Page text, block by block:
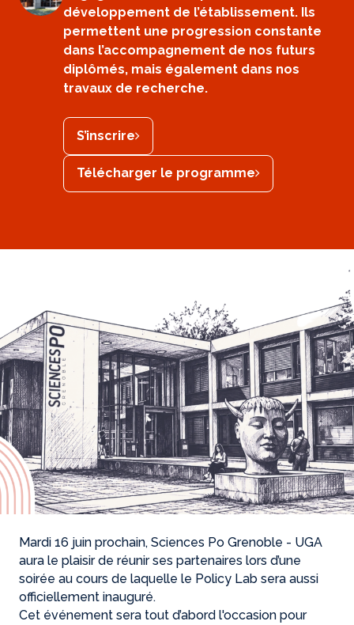
développement de l’établissement. Ils
permettent une progression constante
dans l’accompagnement de nos futurs
diplômés, mais également dans nos
travaux de recherche.
S’inscrire
Télécharger le programme
Mardi 16 juin prochain, Sciences Po Grenoble - UGA
aura le plaisir de réunir ses partenaires lors d’une
soirée au cours de laquelle le Policy Lab sera aussi
officiellement inauguré.
Cet événement sera tout d’abord l'occasion pour